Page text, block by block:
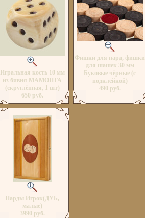
Игральная кость 10 мм
из бивня МАМОНТА
(скруглённая, 1 шт)
650 руб.
Фишки для нард, фишки
для шашек 30 мм
Буковые чёрные (с
подклейкой)
490 руб.
Нарды Игрок(ДУБ,
малые)
3990 руб.